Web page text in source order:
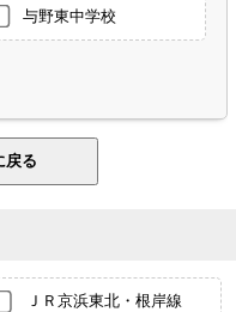
与野東中学校
ＪＲ京浜東北・根岸線